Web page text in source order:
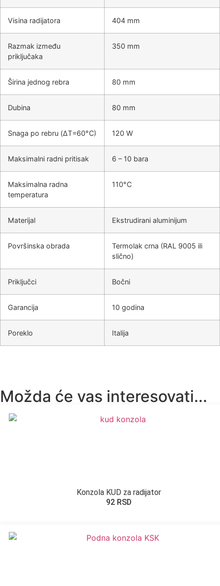
Visina radijatora 404 mm
Razmak između
priključaka
350 mm
Širina jednog rebra 80 mm
Dubina 80 mm
Snaga po rebru (ΔT=60°C) 120 W
Maksimalni radni pritisak 6 – 10 bara
Maksimalna radna
temperatura
110°C
Materijal Ekstrudirani aluminijum
Površinska obrada
Termolak crna (RAL 9005 ili
slično)
Priključci Bočni
Garancija 10 godina
Poreklo Italija
Možda će vas interesovati...
Konzola KUD za radijator
92 RSD